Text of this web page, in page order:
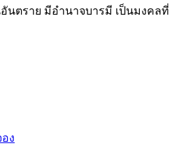
ตราย มีอำนาจบารมี เป็นมงคลที่
ง